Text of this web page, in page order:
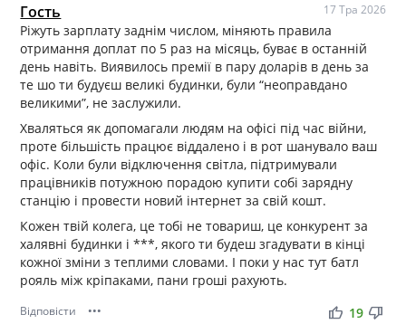
Гость 17 Тра 2026
Ріжуть зарплату заднім числом, міняють правила
отримання доплат по 5 раз на місяць, буває в останній
день навіть. Виявилось премії в пару доларів в день за
те шо ти будуєш великі будинки, були “неоправдано
великими”, не заслужили.
Хваляться як допомагали людям на офісі під час війни,
проте більшість працює віддалено і в рот шанувало ваш
офіс. Коли були відключення світла, підтримували
працівників потужною порадою купити собі зарядну
станцію і провести новий інтернет за свій кошт.
Кожен твій колега, це тобі не товариш, це конкурент за
халявні будинки і ***, якого ти будеш згадувати в кінці
кожної зміни з теплими словами. І поки у нас тут батл
рояль між кріпаками, пани гроші рахують.
Відповісти ••• thumb_up thumb_down
19